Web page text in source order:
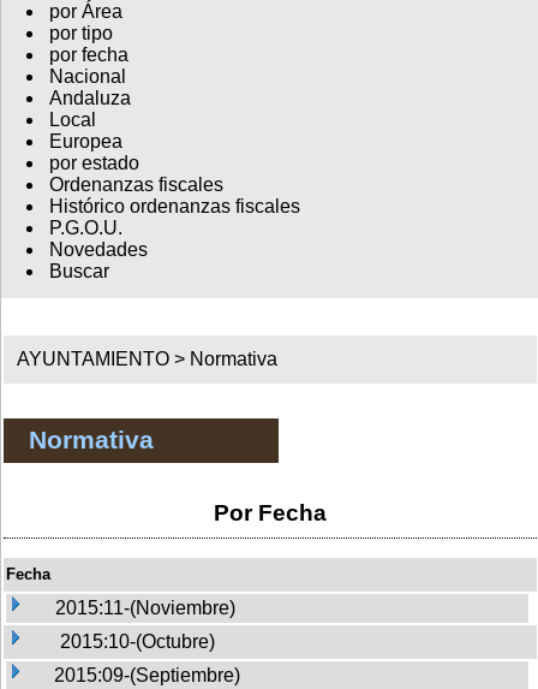
por Área
por tipo
por fecha
Nacional
Andaluza
Local
Europea
por estado
Ordenanzas fiscales
Histórico ordenanzas fiscales
P.G.O.U.
Novedades
Buscar
AYUNTAMIENTO > Normativa
Normativa
Por Fecha
Fecha
2015:11-(Noviembre)
2015:10-(Octubre)
2015:09-(Septiembre)